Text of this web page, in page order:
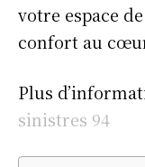
votre espace
confort au
Plus
sinistres 94